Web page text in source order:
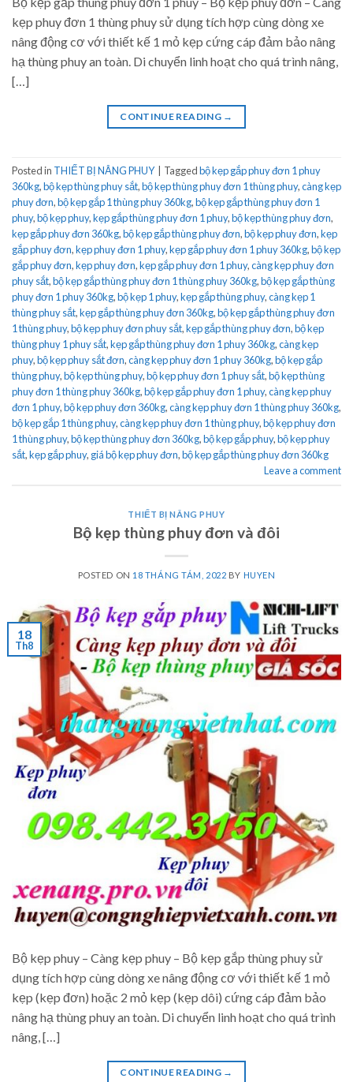
kẹp phuy đơn 1 thùng phuy sử dụng tích hợp cùng dòng xe
nâng động cơ với thiết kế 1 mỏ kẹp cứng cáp đảm bảo nâng
hạ thùng phuy an toàn. Di chuyển linh hoạt cho quá trình nâng,
[…]
CONTINUE READING →
Posted in THIẾT BỊ NÂNG PHUY Taggedbộ kẹp gắp phuy đơn 1 phuy
360kg,bộ kẹp thùng phuy sắt,bộ kẹp thùng phuy đơn 1 thùng phuy,càng kẹp
phuy đơn,bộ kẹp gắp 1 thùng phuy 360kg,bộ kẹp gắp thùng phuy đơn 1
phuy,bộ kẹp phuy,kẹp gắp thùng phuy đơn 1 phuy,bộ kẹp thùng phuy đơn,
kẹp gắp phuy đơn 360kg,bộ kẹp gắp thùng phuy đơn,bộ kẹp phuy đơn,kẹp
gắp phuy đơn,kẹp phuy đơn 1 phuy,kẹp gắp phuy đơn 1 phuy 360kg,bộ kẹp
gắp phuy đơn,kẹp phuy đơn,kẹp gắp phuy đơn 1 phuy,càng kẹp phuy đơn
phuy sắt,bộ kẹp gắp thùng phuy đơn 1 thùng phuy 360kg,bộ kẹp gắp thùng
phuy đơn 1 phuy 360kg,bộ kẹp 1 phuy,kẹp gắp thùng phuy,càng kẹp 1
thùng phuy sắt,kẹp gắp thùng phuy đơn 360kg,bộ kẹp gắp thùng phuy đơn
1 thùng phuy,bộ kẹp phuy đơn phuy sắt,kẹp gắp thùng phuy đơn,bộ kẹp
thùng phuy 1 phuy sắt,kẹp gắp thùng phuy đơn 1 phuy 360kg,càng kẹp
phuy,bộ kẹp phuy sắt đơn,càng kẹp phuy đơn 1 phuy 360kg,bộ kẹp gắp
thùng phuy,bộ kẹp thùng phuy,bộ kẹp phuy đơn 1 phuy sắt,bộ kẹp thùng
phuy đơn 1 thùng phuy 360kg,bộ kẹp gắp phuy đơn 1 phuy,càng kẹp phuy
đơn 1 phuy,bộ kẹp phuy đơn 360kg,càng kẹp phuy đơn 1 thùng phuy 360kg,
bộ kẹp gắp 1 thùng phuy,càng kẹp phuy đơn 1 thùng phuy,bộ kẹp phuy đơn
1 thùng phuy,bộ kẹp thùng phuy đơn 360kg,bộ kẹp gắp phuy,bộ kẹp phuy
sắt,kẹp gắp phuy, giá bộ kẹp phuy đơn,bộ kẹp gắp thùng phuy đơn 360kg
Leave a comment
THIẾT BỊ NÂNG PHUY
Bộ kẹp thùng phuy đơn và đôi
POSTED ON 18 THÁNG TÁM, 2022 BY HUYEN
18
Th8
Bộ kẹp phuy – Càng kẹp phuy – Bộ kẹp gắp thùng phuy sử
dụng tích hợp cùng dòng xe nâng động cơ với thiết kế 1 mỏ
kẹp (kẹp đơn) hoặc 2 mỏ kẹp (kẹp dôi) cứng cáp đảm bảo
nâng hạ thùng phuy an toàn. Di chuyển linh hoạt cho quá trình
nâng, […]
CONTINUE READING →